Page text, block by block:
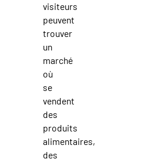
visiteurs
peuvent
trouver
un
marché
où
se
vendent
des
produits
alimentaires,
des